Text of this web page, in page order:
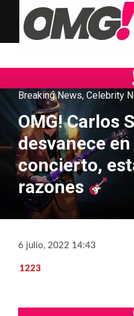
Breaking News, Celebrity
OMG! Carlos
desvanece
concierto,
razones
6 julio, 2022 14:43
1223